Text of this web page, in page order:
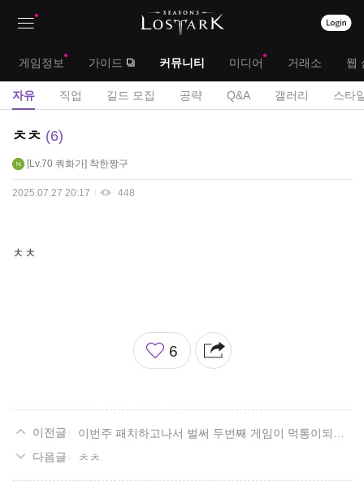
대
메
게임정보 가이드 커뮤니티 미디어 거래소 웹
서
자유 직업 길드 모집 공략 Q&A 갤러리 스타
자
게
ㅊㅊ 6
Lv.70 쿼화가 착한짱구
2025.07.27 20:17 448
ㅊㅊ
좋
아
6
이번주 패치하고나서 벌써 두번째 게임이 먹통이되어버려서 강종했는데
ㅊㅊ